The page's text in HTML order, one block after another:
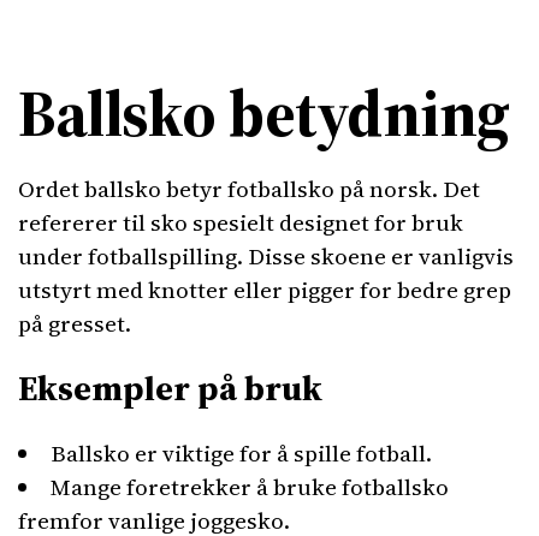
Ballsko betydning
Ordet ballsko betyr fotballsko på norsk. Det
refererer til sko spesielt designet for bruk
under fotballspilling. Disse skoene er vanligvis
utstyrt med knotter eller pigger for bedre grep
på gresset.
Eksempler på bruk
Ballsko er viktige for å spille fotball.
Mange foretrekker å bruke fotballsko
fremfor vanlige joggesko.